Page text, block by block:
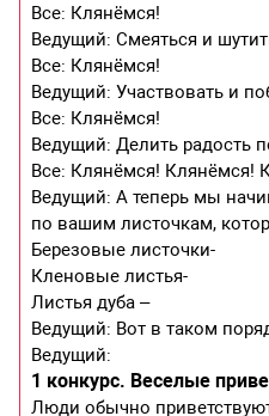
Все: Клянёмся!
Ведущий: Смеяться и
Все: Клянёмся!
Ведущий: Участвовать и
Все: Клянёмся!
Ведущий: Делить радость
Все: Клянёмся! Клянёмся!
Ведущий: А теперь мы
по вашим листочкам,
Березовые листочки-
Кленовые листья-
Листья дуба –
Ведущий: Вот в таком
Ведущий:
1 конкурс. Веселые
Люди обычно